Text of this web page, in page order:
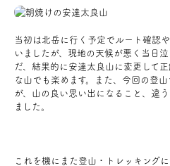
船橋スタジオ
さいたまスタジオ
公式アカ
当初は北岳に行く予定でルート確認
いましたが、現地の天候が悪く当日
だ、結果的に安達太良山に変更して
な山でも楽めます。また、今回の登
が、山の良い思い出になること、違
ました。
これを機にまた登山・トレッキング